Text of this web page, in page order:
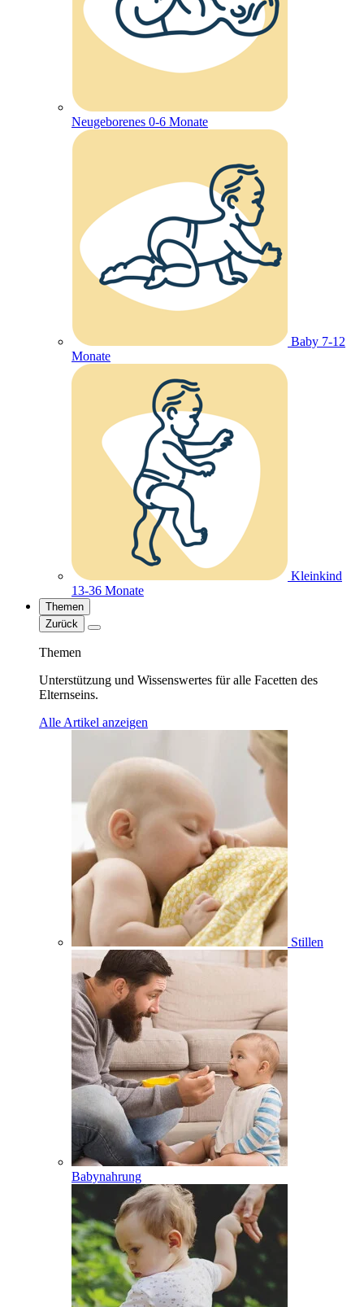
Neugeborenes 0-6 Monate
Baby 7-12
Monate
Kleinkind
13-36 Monate
Themen
Zurück
Themen
Unterstützung und Wissenswertes für alle Facetten des
Elternseins.
Alle Artikel anzeigen
Stillen
Babynahrung